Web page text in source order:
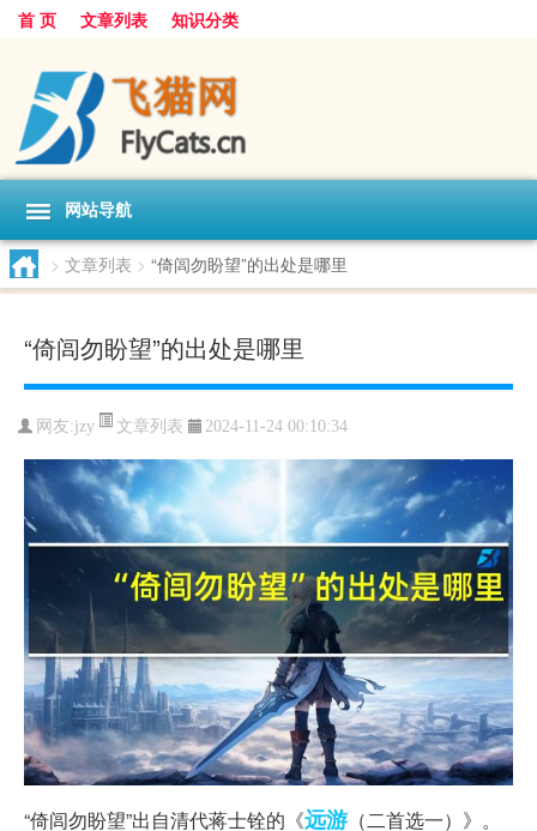
首 页 文章列表 知识分类
网站导航
> 文章列表 > “倚闾勿盼望”的出处是哪里
“倚闾勿盼望”的出处是哪里
网友:jzy 文章列表 2024-11-24 00:10:34
“倚闾勿盼望”出自清代蒋士铨的《远游 （二首选一）》。